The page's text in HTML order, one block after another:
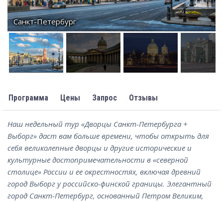
Санкт-Петербург
Программа Цены Запрос Отзывы
Наш недельный тур «Дворцы Санкт-Петербурга +
Выборг» даст вам больше времени, чтобы открыть для
себя великолепные дворцы и другие исторические и
культурные достопримечательности в «северной
столице» России и ее окрестностях, включая древний
город Выборг у российско-финской границы. Элегантный
город Санкт-Петербург, основанный Петром Великим,